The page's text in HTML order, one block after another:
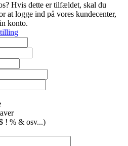
Hvis dette er tilfældet, skal du
at logge ind på vores kundecenter,
konto.
! % & osv...)